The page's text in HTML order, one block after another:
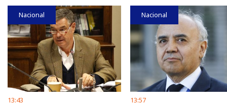
Nacional
13:43
Nacional
13:57